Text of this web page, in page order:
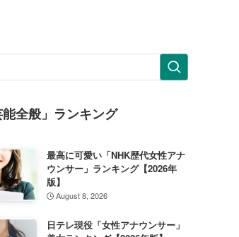
全般」ランキング
最高に可愛い「NHK歴代女性アナ
ウンサー」ランキング【2026年
版】
August 8, 2026
日テレ現役「女性アナウンサー」